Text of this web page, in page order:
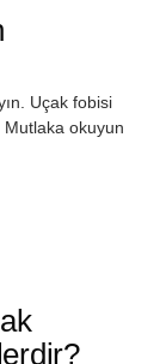
Uçak fobisi
Mutlaka okuyun